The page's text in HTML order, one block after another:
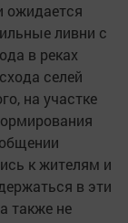
ожидается
ливни с
в реках
селей
на участке
к жителям и
в эти
также не